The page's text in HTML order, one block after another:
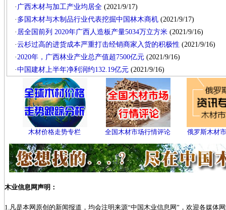
· 广西木材与加工产业均居全 (2021/9/17)
· 多国木材与木制品行业代表挖掘中国林木商机 (2021/9/17)
· 居全国前列 2020年广西人造板产量5034万立方米 (2021/9/16)
·云杉过高的进货成本严重打击经销商家入货的积极性 (2021/9/16)
·2020年，广西林业产业总产值超7500亿元 (2021/9/16)
·中国建材上半年净利润约132.19亿元 (2021/9/16)
木材价格走势专栏 全国木材市场行情评论 俄罗斯木材
木业信息网声明：
1.凡是本网原创的新闻报道，均会注明来源“中国木业信息网”，欢迎各媒体